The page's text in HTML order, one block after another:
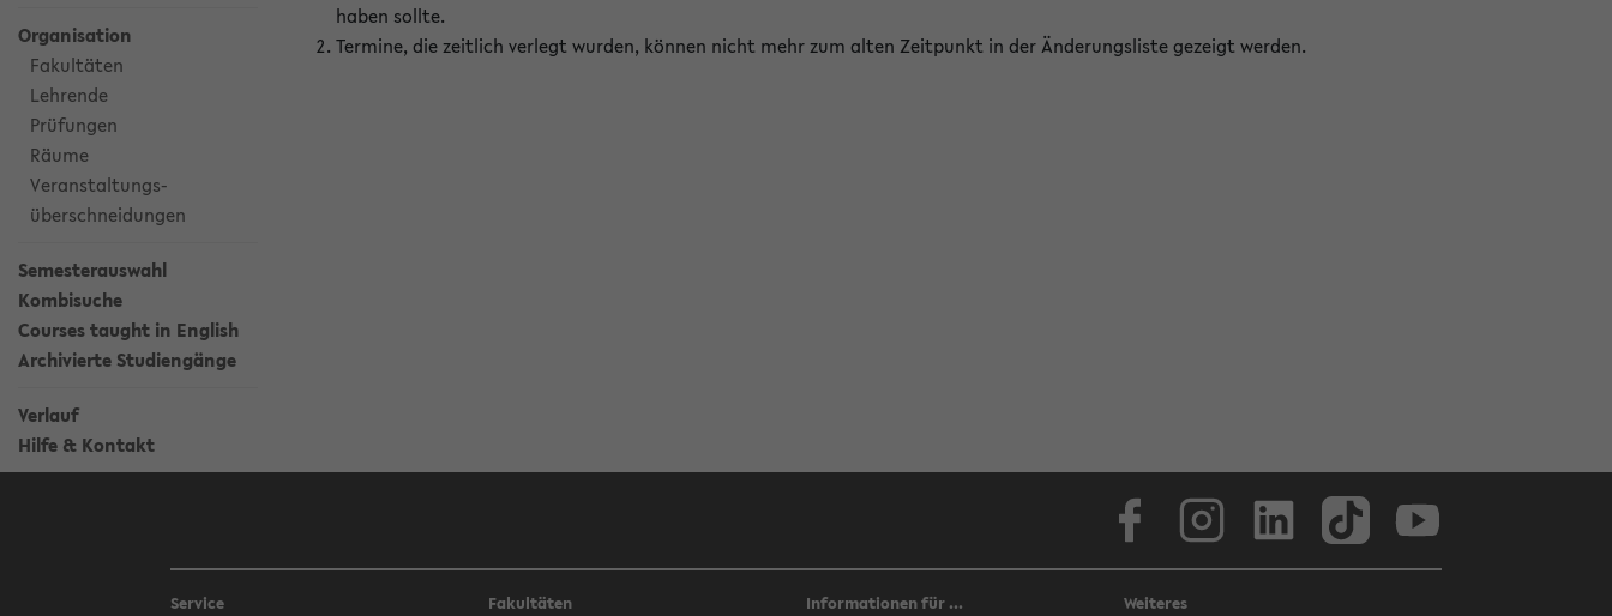
Organisation
Fakultäten
Lehrende
Prüfungen
Räume
Veranstaltungs-
überschneidungen
Semesterauswahl
Kombisuche
Courses taught in English
Archivierte Studiengänge
Verlauf
Hilfe & Kontakt
haben sollte.
Termine, die zeitlich verlegt wurden, können nicht mehr zum alten Zeitpunkt in der Änderungsliste gezeigt werden.
Service
Fakultäten
Informationen für ...
Weiteres